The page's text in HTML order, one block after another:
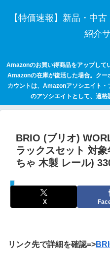
【特価速報】新品・中
紹介
Amazonのお買い得商品をアップして
Amazonの在庫が復活した場合。ク
カウントは、Amazonアソシエイト
のアソシエイトとして、適格
BRIO (ブリオ)
ラックスセット 対
ちゃ 木製 レール)
セールハンター 激安情報まとめサイト
X
リンク先で詳細を確認=>